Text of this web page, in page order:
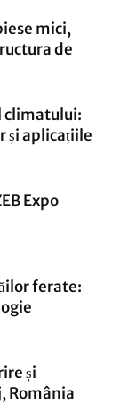
mici,
de
climatului:
și aplicațiile
Expo
ferate:
și
România